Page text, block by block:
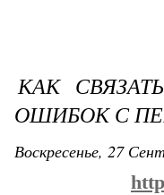
КАК
ОШИБОК С
Воскресенье, 27